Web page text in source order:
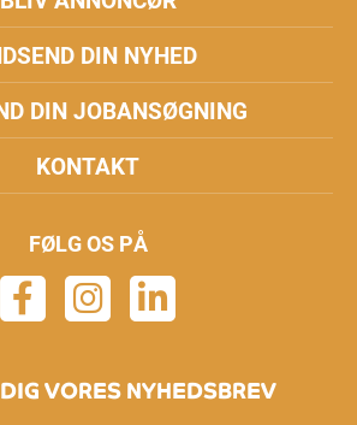
DIN NYHED
DIN JOBANSØGNING
KONTAKT
FØLG OS PÅ
VORES NYHEDSBREV